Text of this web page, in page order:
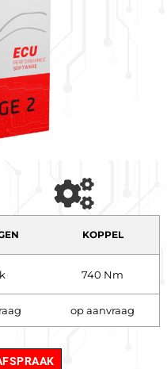
KOPPEL
740 Nm
op aanvraag